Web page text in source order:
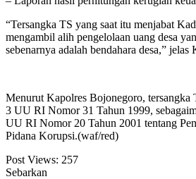
“Tersangka TS yang saat itu menjabat
mengambil alih pengelolaan uang desa
sebenarnya adalah bendahara desa,” jelas
Menurut Kapolres Bojonegoro, tersangka
3 UU RI Nomor 31 Tahun 1999,
UU RI Nomor 20 Tahun 2001 tentang
Pidana Korupsi.(waf/red)
Post Views: 257
Sebarkan